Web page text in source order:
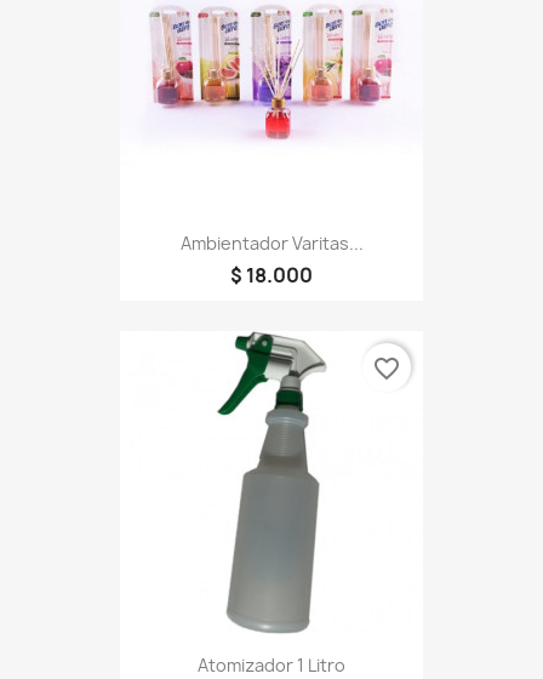
Ambientador Varitas...
$ 18.000
Atomizador 1 Litro
favorite_border